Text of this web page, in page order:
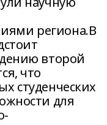
региона.В
второй
что
студенческих
для